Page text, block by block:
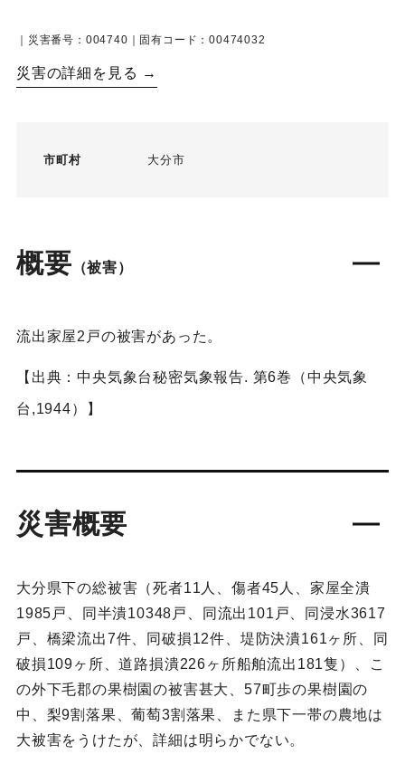
｜災害番号：004740｜固有コード：00474032
災害の詳細を見る →
市町村 大分市
概要 （被害）
流出家屋2戸の被害があった。
【出典：中央気象台秘密気象報告. 第6巻（中央気象
台,1944）】
災害概要
大分県下の総被害（死者11人、傷者45人、家屋全潰
1985戸、同半潰10348戸、同流出101戸、同浸水3617
戸、橋梁流出7件、同破損12件、堤防決潰161ヶ所、同
破損109ヶ所、道路損潰226ヶ所船舶流出181隻）、こ
の外下毛郡の果樹園の被害甚大、57町歩の果樹園の
中、梨9割落果、葡萄3割落果、また県下一帯の農地は
大被害をうけたが、詳細は明らかでない。